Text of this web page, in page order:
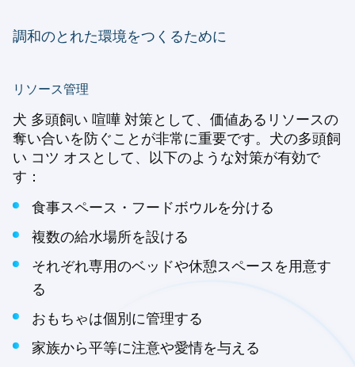
調和のとれた環境をつくるために
リソース管理
犬 多頭飼い 喧嘩 対策として、価値あるリソースの
奪い合いを防ぐことが非常に重要です。犬の多頭飼
い コツ オスとして、以下のような対策が有効で
す：
食事スペース・フードボウルを分ける
複数の給水場所を設ける
それぞれ専用のベッドや休憩スペースを用意す
る
おもちゃは個別に管理する
家族から平等に注意や愛情を与える